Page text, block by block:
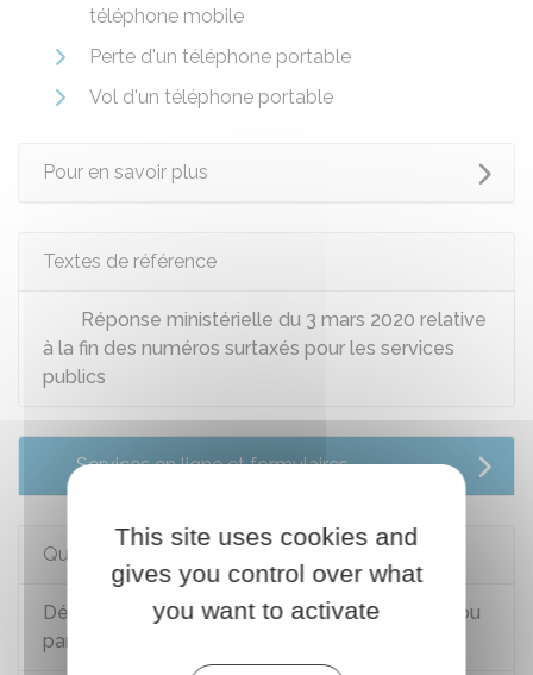
téléphone mobile
Perte d'un téléphone portable
Vol d'un téléphone portable
Pour en savoir plus
Textes de référence
Réponse ministérielle du 3 mars 2020 relative
à la fin des numéros surtaxés pour les services
publics
Services en ligne et formulaires
Questions ? Réponses !
Démarchage téléphonique abusif, spam vocal ou
par SMS : que faire ?
This site uses cookies and
gives you control over what
you want to activate